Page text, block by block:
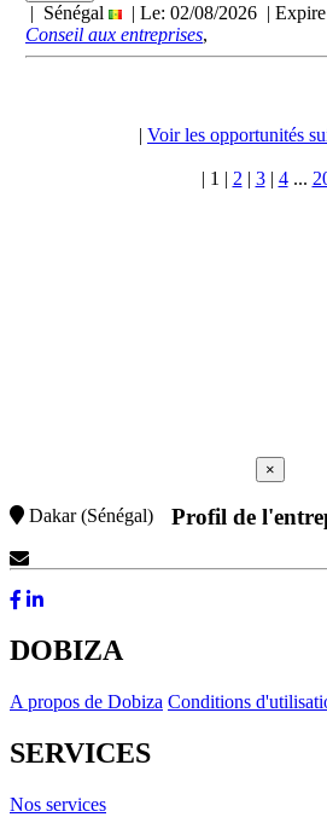
| Sénégal | Le: 02/08/2026 |
Conseil aux entreprises,
| Voir les opportunités
| 1 | 2 | 3| 4 ...
×
Profil de
Dakar (Sénégal)
DOBIZA
A propos de Dobiza Conditions
SERVICES
Nos services